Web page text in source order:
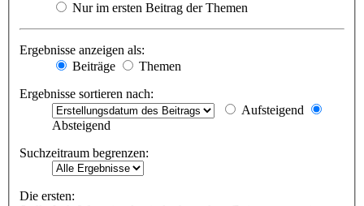
Nur im ersten Beitrag der Themen
Ergebnisse anzeigen als:
Beiträge
Themen
Ergebnisse sortieren nach:
Aufsteigend
Absteigend
Suchzeitraum begrenzen:
Die ersten: